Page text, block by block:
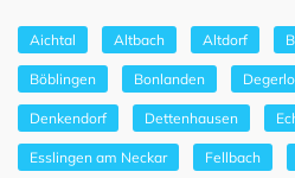
Aichtal Altbach Altdorf
Böblingen Bonlanden
Denkendorf Dettenhausen
Esslingen am Neckar Fellbach